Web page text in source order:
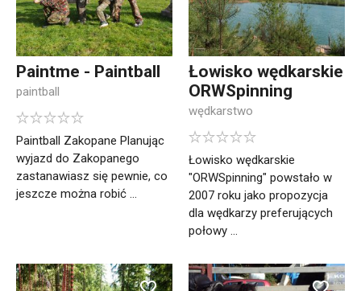
Paintme - Paintball
paintball
Paintball Zakopane Planując
wyjazd do Zakopanego
zastanawiasz się pewnie, co
jeszcze można robić ...
Łowisko wędkarskie
ORWSpinning
wędkarstwo
Łowisko wędkarskie
"ORWSpinning" powstało w
2007 roku jako propozycja
dla wędkarzy preferujących
połowy ...